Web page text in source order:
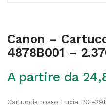
Canon –
4878B001 –
A partire da
Cartuccia rosso Lucia PGI-